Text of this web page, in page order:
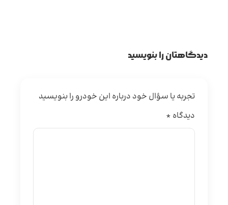
دیدگاهتان را بنویسید
تجربه یا سؤال خود درباره این خودرو را بنویسید
دیدگاه *